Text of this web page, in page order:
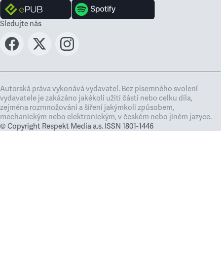
Sledujte nás
Autorská práva vykonává vydavatel. Bez písemného svolení
vydavatele je zakázáno jakékoli užití částí nebo celku díla,
zejména rozmnožování a šíření jakýmkoli způsobem,
mechanickým nebo elektronickým, v českém nebo jiném jazyce.
© Copyright Respekt Media a.s. ISSN 1801-1446